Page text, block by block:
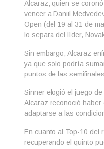
Alcaraz, quien se
vencer a Daniil
Open (del 19 al 31 de
lo separa del líder,
Sin embargo, Alcaraz
ya que solo podría
puntos de las
Sinner elogió el juego
Alcaraz reconoció haber
adaptarse a las
En cuanto al Top-10 del
recuperando el quinto